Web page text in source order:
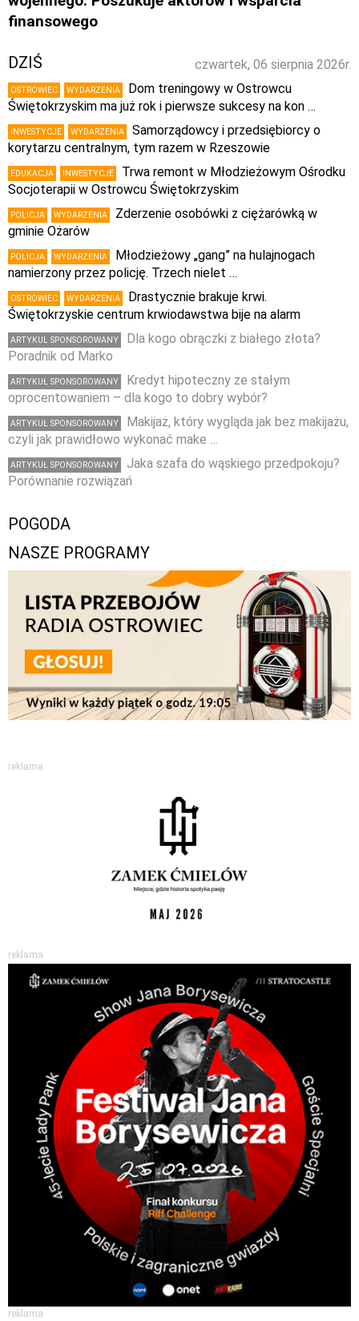
finansowego
czwartek, 06 sierpnia 2026r.
DZIŚ
OSTROWIEC WYDARZENIA
Dom treningowy w Ostrowcu
Świętokrzyskim ma już rok i pierwsze sukcesy na kon …
INWESTYCJE WYDARZENIA
Samorządowcy i przedsiębiorcy o
korytarzu centralnym, tym razem w Rzeszowie
EDUKACJA INWESTYCJE
Trwa remont w Młodzieżowym Ośrodku
Socjoterapii w Ostrowcu Świętokrzyskim
POLICJA WYDARZENIA
Zderzenie osobówki z ciężarówką w
gminie Ożarów
POLICJA WYDARZENIA
Młodzieżowy „gang” na hulajnogach
namierzony przez policję. Trzech nielet …
OSTROWIEC WYDARZENIA
Drastycznie brakuje krwi.
Świętokrzyskie centrum krwiodawstwa bije na alarm
ARTYKUŁ SPONSOROWANY
Dla kogo obrączki z białego złota?
Poradnik od Marko
ARTYKUŁ SPONSOROWANY
Kredyt hipoteczny ze stałym
oprocentowaniem – dla kogo to dobry wybór?
ARTYKUŁ SPONSOROWANY
Makijaż, który wygląda jak bez makijażu,
czyli jak prawidłowo wykonać make …
ARTYKUŁ SPONSOROWANY
Jaka szafa do wąskiego przedpokoju?
Porównanie rozwiązań
POGODA
NASZE PROGRAMY
reklama
reklama
reklama